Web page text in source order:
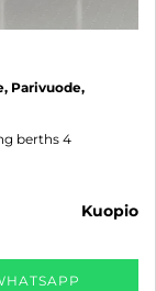
Parivuode,
berths 4
kuopio